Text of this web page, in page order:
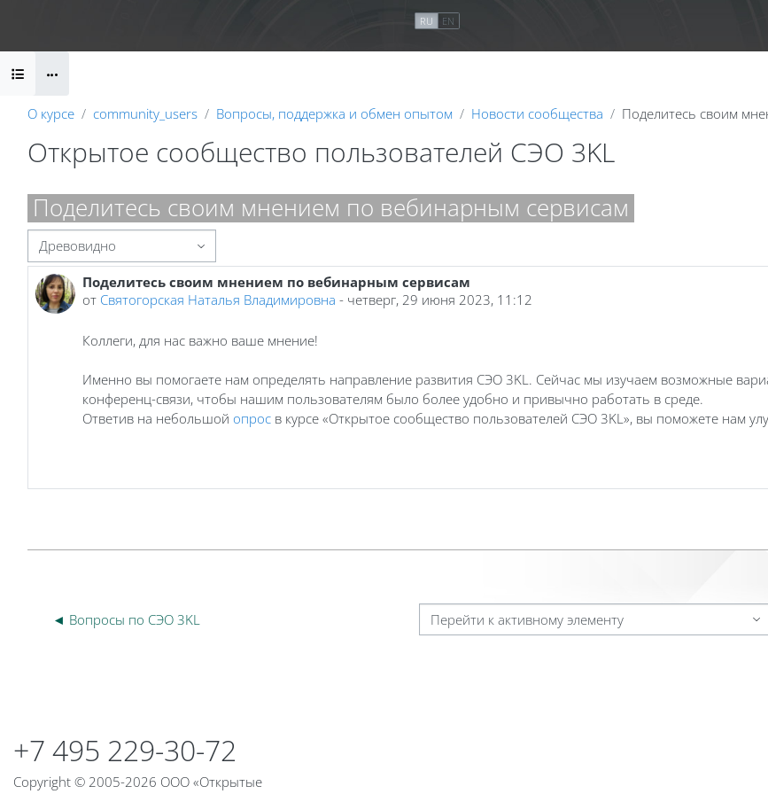
RU EN
Блоки
О курсе community_users Вопросы, поддержка и обмен опытом Новости сообщества Поделитесь своим
Открытое сообщество пользователей СЭО 3KL
Блоки
Поделитесь своим мнением по вебинарным сервисам
Режим отображения
Поделитесь своим мнением по вебинарным сервисам
от Святогорская Наталья Владимировна - четверг, 29 июня 2023, 11:12
Количество ответов: 0
Коллеги, для нас важно ваше мнение!
Именно вы помогаете нам определять направление развития СЭО 3KL. Сейчас мы изучаем возможные
конференц-связи, чтобы нашим пользователям было более удобно и привычно работать в среде.
Ответив на небольшой опрос в курсе «Открытое сообщество пользователей СЭО 3KL», вы поможете нам
◄ Вопросы по СЭО 3KL Перейти к активному элементу
+7 495 229-30-72
Copyright © 2005-2026 ООО «Открытые